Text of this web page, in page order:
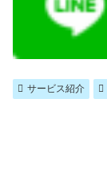
サービス紹介